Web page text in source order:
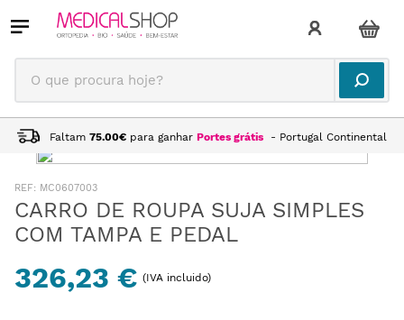
O que procura hoje?
Faltam 75.00€ para ganhar Portes grátis - Portugal Continental
: MC0607003
CARRO DE ROUPA SUJA SIMPLES
COM TAMPA E PEDAL
326,23 € (IVA incluido)